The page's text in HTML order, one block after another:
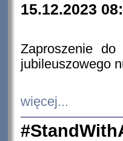
15.12.2023
Zaproszenie do
jubileuszowego
więcej...